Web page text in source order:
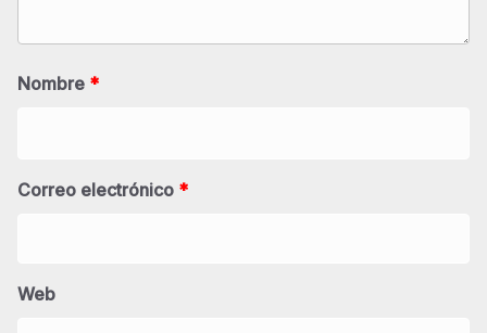
Nombre *
Correo electrónico *
Web